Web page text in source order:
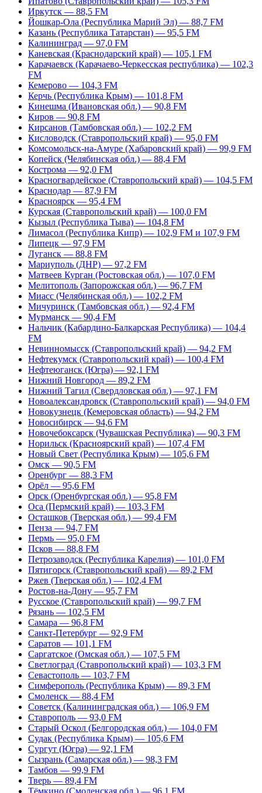
Иркутск — 88,5 FM
Йошкар-Ола (Республика Марий Эл) — 88,7 FM
Казань (Республика Татарстан) — 95,5 FM
Калининград — 97,0 FM
Каневская (Краснодарский край) — 105,1 FM
Карачаевск (Карачаево-Черкесская республика) — 102,3
FM
Кемерово — 104,3 FM
Керчь (Республика Крым) — 101,8 FM
Кинешма (Ивановская обл.) — 90,8 FM
Киров — 90,8 FM
Кирсанов (Тамбовская обл.) — 102,2 FM
Кисловодск (Ставропольский край) — 95,0 FM
Комсомольск-на-Амуре (Хабаровский край) — 99,9 FM
Копейск (Челябинская обл.) — 88,4 FM
Кострома — 92,0 FM
Красногвардейское (Ставропольский край) — 104,5 FM
Краснодар — 87,9 FM
Красноярск — 95,4 FM
Курская (Ставропольский край) — 100,0 FM
Кызыл (Республика Тыва) — 104,8 FM
Лимасол (Республика Кипр) — 102,9 FM и 107,9 FM
Липецк — 97,9 FM
Луганск — 88,8 FM
Мариуполь (ДНР) — 97,2 FM
Матвеев Курган (Ростовская обл.) — 107,0 FM
Мелитополь (Запорожская обл.) — 96,7 FM
Миасс (Челябинская обл.) — 102,2 FM
Мичуринск (Тамбовская обл.) — 92,4 FM
Мурманск — 90,4 FM
Нальчик (Кабардино-Балкарская Республика) — 104,4
FM
Невинномысск (Ставропольский край) — 94,2 FM
Нефтекумск (Ставропольский край) — 100,4 FM
Нефтеюганск (Югра) — 92,1 FM
Нижний Новгород — 89,2 FM
Нижний Тагил (Свердловская обл.) — 97,1 FM
Новоалександровск (Ставропольский край) — 94,0 FM
Новокузнецк (Кемеровская область) — 94,2 FM
Новосибирск — 94,6 FM
Новочебоксарск (Чувашская Республика) — 90,3 FM
Норильск (Красноярский край) — 107,4 FM
Новый Свет (Республика Крым) — 105,6 FM
Омск — 90,5 FM
Оренбург — 88,3 FM
Орёл — 95,6 FM
Орск (Оренбургская обл.) — 95,8 FM
Оса (Пермский край) — 103,3 FM
Осташков (Тверская обл.) — 99,4 FM
Пенза — 94,7 FM
Пермь — 95,0 FM
Псков — 88,8 FM
Петрозаводск (Республика Карелия) — 101,0 FM
Пятигорск (Ставропольский край) — 89,2 FM
Ржев (Тверская обл.) — 102,4 FM
Ростов-на-Дону — 95,7 FM
Русское (Ставропольский край) — 99,7 FM
Рязань — 102,5 FM
Самара — 96,8 FM
Санкт-Петербург — 92,9 FM
Саратов — 101,1 FM
Саргатское (Омская обл.) — 107,5 FM
Светлоград (Ставропольский край) — 103,3 FM
Севастополь — 103,7 FM
Симферополь (Республика Крым) — 89,3 FM
Смоленск — 88,4 FM
Советск (Калининградская обл.) — 106,9 FM
Ставрополь — 93,0 FM
Старый Оскол (Белгородская обл.) — 104,0 FM
Судак (Республика Крым) — 105,6 FM
Сургут (Югра) — 92,1 FM
Сызрань (Самарская обл.) — 98,3 FM
Тамбов — 99,9 FM
Тверь — 89,4 FM
Тёмкино (Смоленская обл.) — 96,1 FM